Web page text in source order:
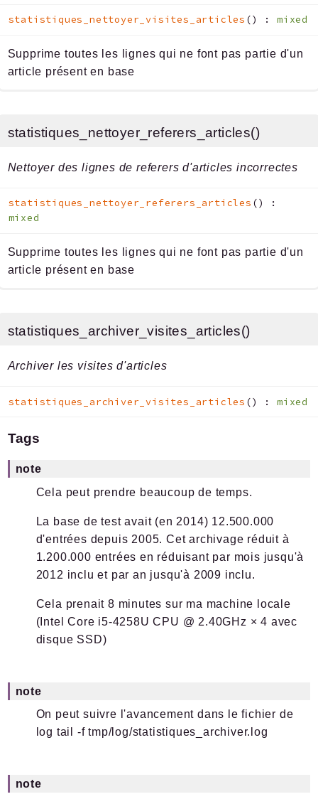
statistiques_nettoyer_visites_articles () :mixed
Supprime toutes les lignes qui ne font pas partie d'un
article présent en base
statistiques_nettoyer_referers_articles()
Nettoyer des lignes de referers d'articles incorrectes
statistiques_nettoyer_referers_articles ()
:
mixed
Supprime toutes les lignes qui ne font pas partie d'un
article présent en base
statistiques_archiver_visites_articles()
Archiver les visites d'articles
statistiques_archiver_visites_articles () :mixed
Tags
note
Cela peut prendre beaucoup de temps.
La base de test avait (en 2014) 12.500.000
d'entrées depuis 2005. Cet archivage réduit à
1.200.000 entrées en réduisant par mois jusqu'à
2012 inclu et par an jusqu'à 2009 inclu.
Cela prenait 8 minutes sur ma machine locale
(Intel Core i5-4258U CPU @ 2.40GHz × 4 avec
disque SSD)
note
On peut suivre l'avancement dans le fichier de
log tail -f tmp/log/statistiques_archiver.log
note